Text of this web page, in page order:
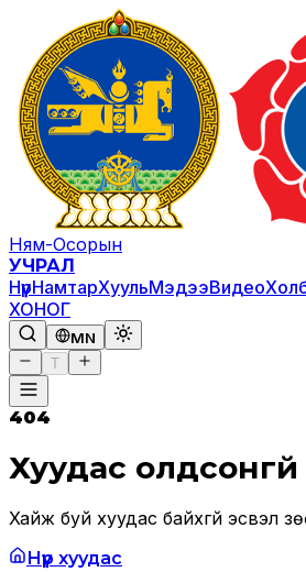
Ням-Осорын
УЧРАЛ
НүүрНамтарХуульМэдээВидео
ХОНОГ
MN
T
404
Хуудас олдсонгүй
Хайж буй хуудас байхгүй эсвэл
Нүүр хуудас